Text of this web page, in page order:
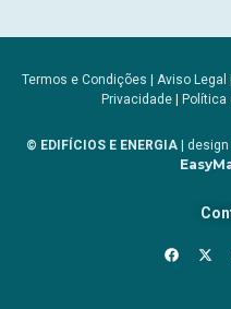
Termos e Condições | Aviso Legal |
Privacidade| Política
© EDIFÍCIOS E ENERGIA | design